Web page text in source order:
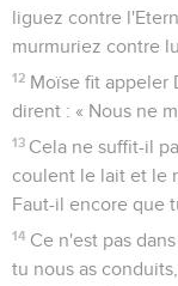
liguez contre
murmuriez contre
12 Moïse fit appeler
dirent : « Nous ne
13 Cela ne suffit-il
coulent le lait et le
Faut-il encore que
14 Ce n'est pas
tu nous as